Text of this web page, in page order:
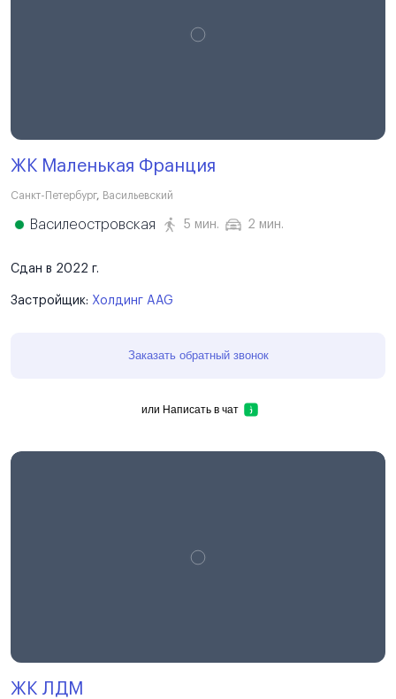
ЖК Маленькая Франция
Санкт-Петербург, Васильевский
Василеостровская 5 мин. 2 мин.
Сдан в 2022 г.
Застройщик: Холдинг AAG
Заказать обратный звонок
или Написать в чат
ЖК ЛДМ